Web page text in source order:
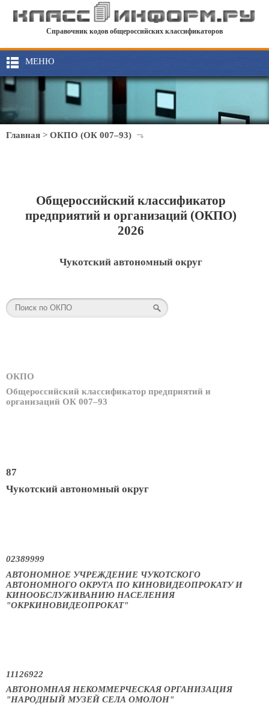
Справочник кодов общероссийских классификаторов
МЕНЮ
Главная > ОКПО (ОК 007–93)
Общероссийский классификатор
предприятий и организаций (ОКПО)
2026
Чукотский автономный округ
ОКПО
Общероссийский классификатор предприятий и
организаций ОК 007–93
87
Чукотский автономный округ
02389999
АВТОНОМНОЕ УЧРЕЖДЕНИЕ ЧУКОТСКОГО
АВТОНОМНОГО ОКРУГА ПО КИНОВИДЕОПРОКАТУ И
КИНООБСЛУЖИВАНИЮ НАСЕЛЕНИЯ
"ОКРКИНОВИДЕОПРОКАТ"
11126922
АВТОНОМНАЯ НЕКОММЕРЧЕСКАЯ ОРГАНИЗАЦИЯ
"НАРОДНЫЙ МУЗЕЙ СЕЛА ОМОЛОН"